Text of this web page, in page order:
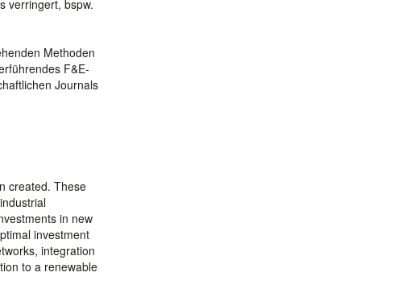
verringert, bspw.
Methoden
F&E-
Journals
created. These
in new
investment
integration
to a renewable